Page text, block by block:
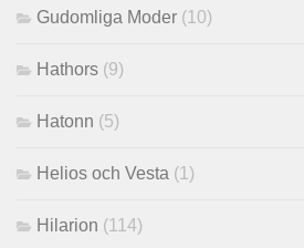
Gudomliga Moder (10)
Hathors (9)
Hatonn (5)
Helios och Vesta (1)
Hilarion (114)